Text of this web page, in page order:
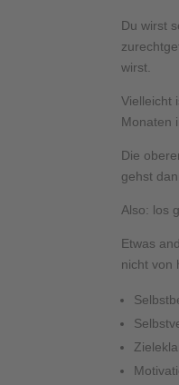
Du wirst
wirst.
Vielleicht
Monaten
Die
gehst
Also: los
Etwas
nicht von